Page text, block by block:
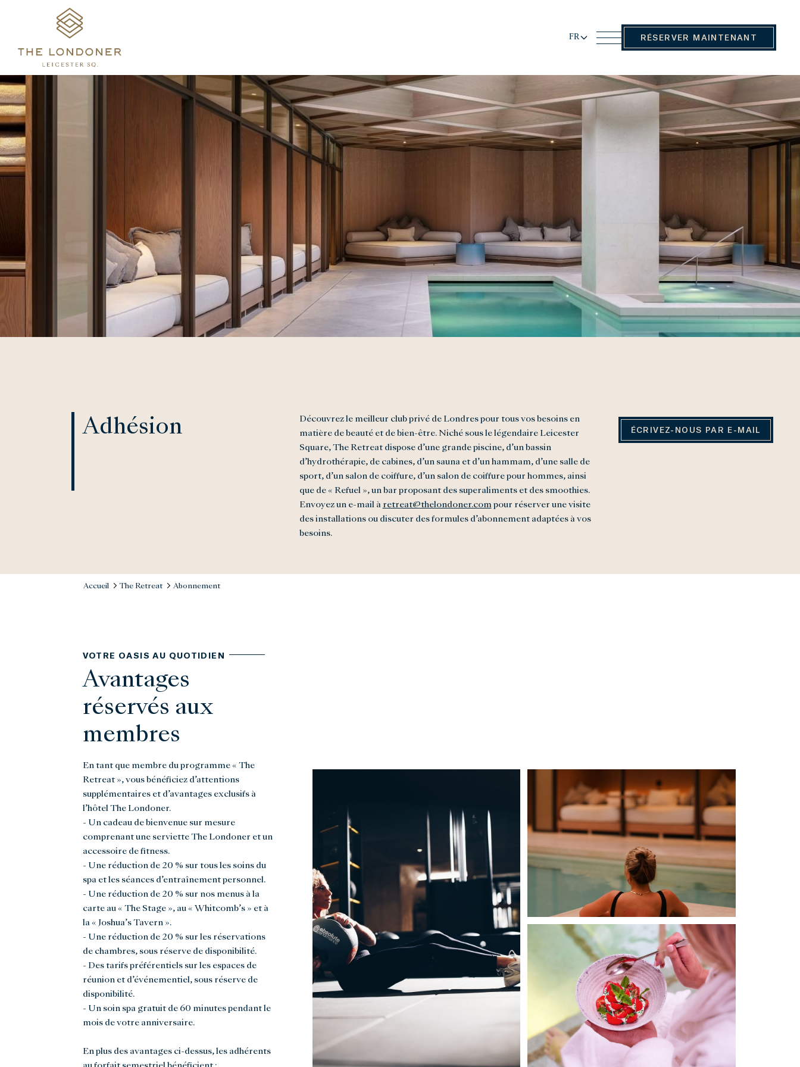
FR RÉSERVER MAINTENANT
Adhésion
Découvrez le meilleur club privé de Londres pour tous vos besoins en
matière de beauté et de bien-être. Niché sous le légendaire Leicester
Square, The Retreat dispose d’une grande piscine, d’un bassin
d’hydrothérapie, de cabines, d’un sauna et d’un hammam, d’une salle de
sport, d’un salon de coiffure, d’un salon de coiffure pour hommes, ainsi
que de « Refuel », un bar proposant des superaliments et des smoothies.
Envoyez un e-mail à retreat@thelondoner.compour réserver une visite
des installations ou discuter des formules d’abonnement adaptées à vos
besoins.
ÉCRIVEZ-NOUS PAR E-MAIL
Accueil The Retreat Abonnement
VOTRE OASIS AU QUOTIDIEN
Avantages
réservés aux
membres
En tant que membre du programme « The
Retreat », vous bénéficiez d’attentions
supplémentaires et d’avantages exclusifs à
l’hôtel The Londoner.
- Un cadeau de bienvenue sur mesure
comprenant une serviette The Londoner et un
accessoire de fitness.
- Une réduction de 20 % sur tous les soins du
spa et les séances d’entraînement personnel.
- Une réduction de 20 % sur nos menus à la
carte au « The Stage », au « Whitcomb’s » et à
la « Joshua’s Tavern ».
- Une réduction de 20 % sur les réservations
de chambres, sous réserve de disponibilité.
- Des tarifs préférentiels sur les espaces de
réunion et d’événementiel, sous réserve de
disponibilité.
- Un soin spa gratuit de 60 minutes pendant le
mois de votre anniversaire.
En plus des avantages ci-dessus, les adhérents